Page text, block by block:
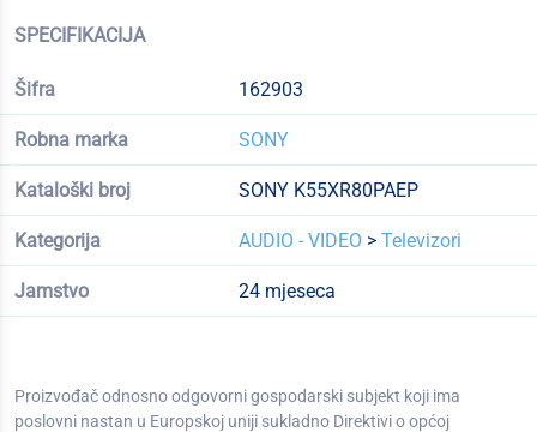
SPECIFIKACIJA
Šifra 162903
Robna marka SONY
Kataloški broj SONY K55XR80PAEP
Kategorija AUDIO - VIDEO > Televizori
Jamstvo 24 mjeseca
Proizvođač odnosno odgovorni gospodarski subjekt koji ima
poslovni nastan u Europskoj uniji sukladno Direktivi o općoj